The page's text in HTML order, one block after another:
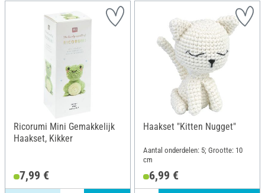
Ricorumi Mini Gemakkelijk
Haakset, Kikker
7,99 €
Haakset "Kitten Nugget"
Aantal onderdelen: 5; Grootte: 10
cm
6,99 €